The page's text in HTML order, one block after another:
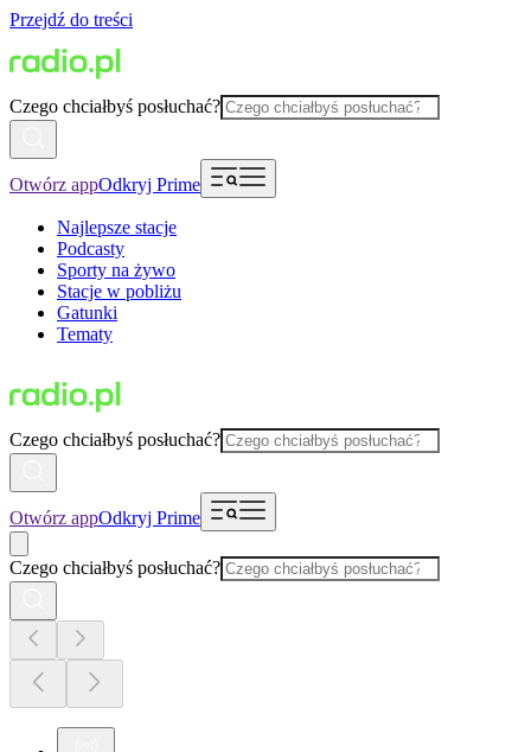
Przejdź do treści
Czego chciałbyś posłuchać?
Otwórz appOdkryj Prime
Najlepsze stacje
Podcasty
Sporty na żywo
Stacje w pobliżu
Gatunki
Tematy
Czego chciałbyś posłuchać?
Otwórz appOdkryj Prime
Czego chciałbyś posłuchać?